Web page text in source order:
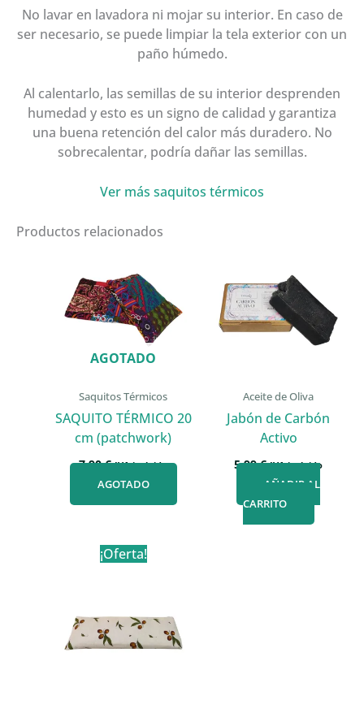
No lavar en lavadora ni mojar su interior. En caso de
ser necesario, se puede limpiar la tela exterior con un
paño húmedo.
Al calentarlo, las semillas de su interior desprenden
humedad y esto es un signo de calidad y garantiza
una buena retención del calor más duradero. No
sobrecalentar, podría dañar las semillas.
Ver más saquitos térmicos
Productos relacionados
AGOTADO
Saquitos Térmicos
SAQUITO TÉRMICO 20
cm (patchwork)
7,90€ IVA incluido
AGOTADO
Aceite de Oliva
Jabón de Carbón
Activo
5,99€ IVA incluido
AÑADIR AL
CARRITO
¡Oferta!